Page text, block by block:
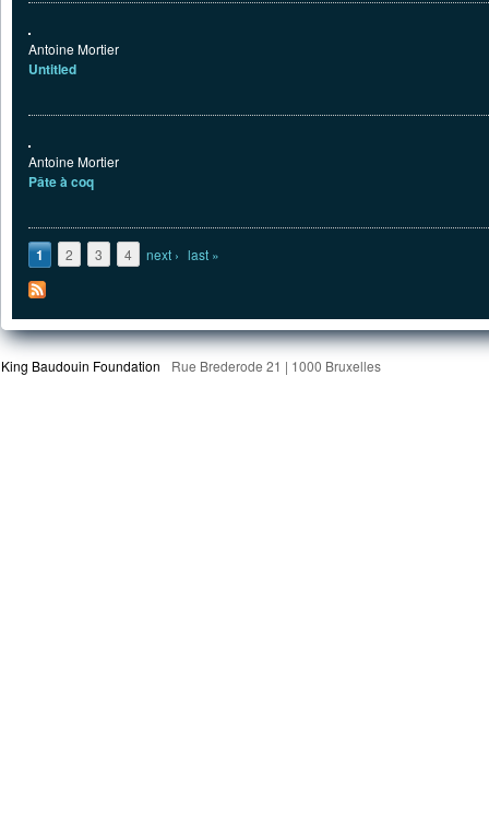
Antoine Mortier
Untitled
Antoine Mortier
Pâte à coq
Pages
1 2 3 4 next › last »
King Baudouin Foundation Rue Brederode 21 | 1000 Bruxelles